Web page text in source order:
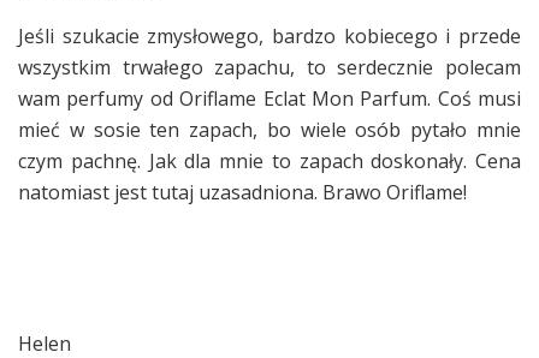
Jeśli szukacie zmysłowego, bardzo kobiecego i przede
wszystkim trwałego zapachu, to serdecznie polecam
wam perfumy od Oriflame Eclat Mon Parfum. Coś musi
mieć w sosie ten zapach, bo wiele osób pytało mnie
czym pachnę. Jak dla mnie to zapach doskonały. Cena
natomiast jest tutaj uzasadniona. Brawo Oriflame!
Helen